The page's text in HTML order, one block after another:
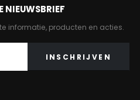
NIEUWSBRIEF
informatie, producten en acties.